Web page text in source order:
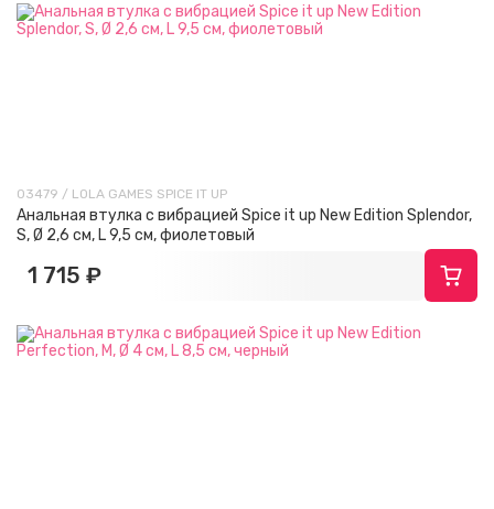
03479 / LOLA GAMES SPICE IT UP
Анальная втулка с вибрацией Spice it up New Edition Splendor,
S, Ø 2,6 см, L 9,5 см, фиолетовый
1 715 ₽